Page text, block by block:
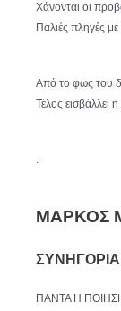
Χάνονται οι
Παλιές πληγές
Από το φως του
Τέλος εισβάλλει
ΜΑΡΚΟΣ
ΠΑΝΤΑ Η ΠΟΙΗΣΗ